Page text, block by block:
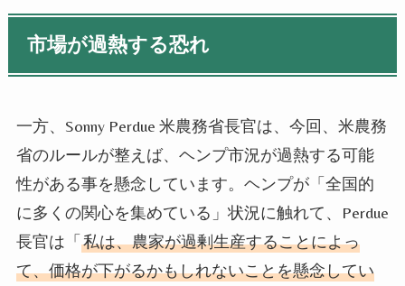
市場が過熱する恐れ
一方、 Sonny Perdue 米農務省長官は、今回、米農務
省のルールが整えば、ヘンプ市況が過熱する可能
性がある事を懸念しています。ヘンプが「全国的
に多くの関心を集めている」状況に触れて、 Perdue
長官は「 私は、農家が過剰生産することによっ
て、価格が下がるかもしれないことを懸念してい